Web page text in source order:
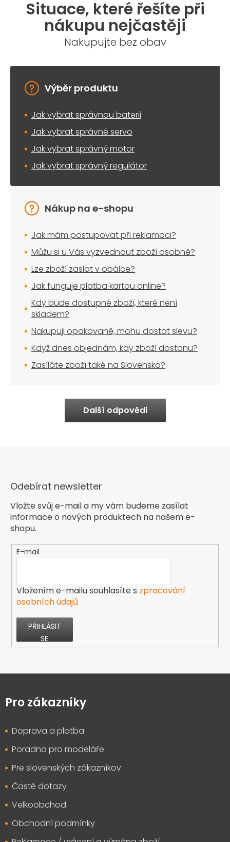
Situace, které řešíte při
nákupu nejčastěji
Nakupujte bez obav
Výběr produktu
Jak vybrat správnou baterii
Jak vybrat správné servo
Jak vybrat správný motor
Jak vybrat správný regulátor
Nákup na e-shopu
Jak mám postupovat při reklamaci?
Můžu si u Vás vyzvednout zboží osobně?
Lze zboží zaslat v obálce?
Jak funguje platba kartou online?
Kdy bude dostupné zboží, které není
skladem?
Nakupuji opakovaně, mohu dostat slevu?
Když dnes objednám, kdy zboží dostanu?
Zasíláte zboží také na Slovensko?
Další odpovědi
Odebírat newsletter
Vložte svůj e-mail a my vám budeme zasílat
informace o nových produktech na našem e-
shopu.
E-mail
Vložením e-mailu souhlasíte s zpracování
osobních údajů
PŘIHLÁSIT
SE
pPro zákazníky
Doprava a platba
Poradna pro modeláře
Pre slovenských zákazníkov
Časté dotazy
Velkoobchod
Obchodní podmínky